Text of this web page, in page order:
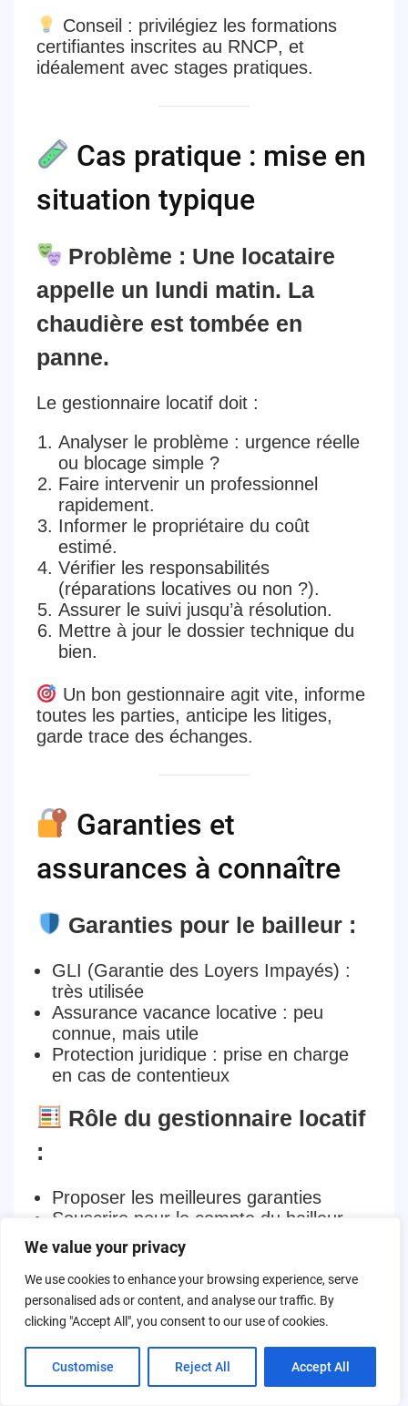
We value your privacy
We use cookies to enhance your browsing experience, serve
personalised ads or content, and analyse our traffic. By
clicking "Accept All", you consent to our use of cookies.
Customise Reject All Accept All
Conseil : privilégiez les formations
certifiantes inscrites au RNCP, et
idéalement avec stages pratiques.
Cas pratique : mise en
situation typique
Problème : Une locataire
appelle un lundi matin. La
chaudière est tombée en
panne.
Le gestionnaire locatif doit :
Analyser le problème: urgence réelle
ou blocage simple ?
Faire intervenir un professionnel
rapidement.
Informer le propriétairedu coût
estimé.
Vérifier les responsabilités
(réparations locatives ou non ?).
Assurer le suivi jusqu’à résolution.
Mettre à jour le dossier techniquedu
bien.
Un bon gestionnaire agit vite, informe
toutes les parties, anticipe les litiges,
garde trace des échanges.
Garanties et
assurances à connaître
Garanties pour le bailleur :
GLI (Garantie des Loyers Impayés) :
très utilisée
Assurance vacance locative: peu
connue, mais utile
Protection juridique: prise en charge
en cas de contentieux
Rôle du gestionnaire locatif
:
Proposer les meilleures garanties
Souscrire pour le compte du bailleur
Déclarer les sinistres, suivre les
dossiers
Une erreur de souscription ou de
déclaration peut coûtercher au
l’agence.